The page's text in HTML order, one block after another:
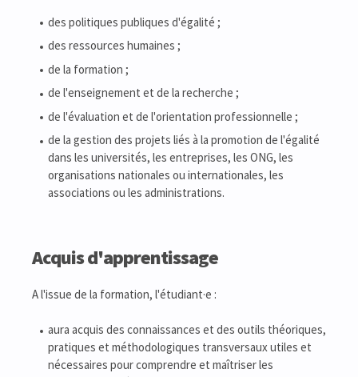
des politiques publiques d'égalité ;
des ressources humaines ;
de la formation ;
de l'enseignement et de la recherche ;
de l'évaluation et de l'orientation professionnelle ;
de la gestion des projets liés à la promotion de l'égalité
dans les universités, les entreprises, les ONG, les
organisations nationales ou internationales, les
associations ou les administrations.
Acquis d'apprentissage
A l'issue de la formation, l'étudiant·e :
aura acquis des connaissances et des outils théoriques,
pratiques et méthodologiques transversaux utiles et
nécessaires pour comprendre et maîtriser les